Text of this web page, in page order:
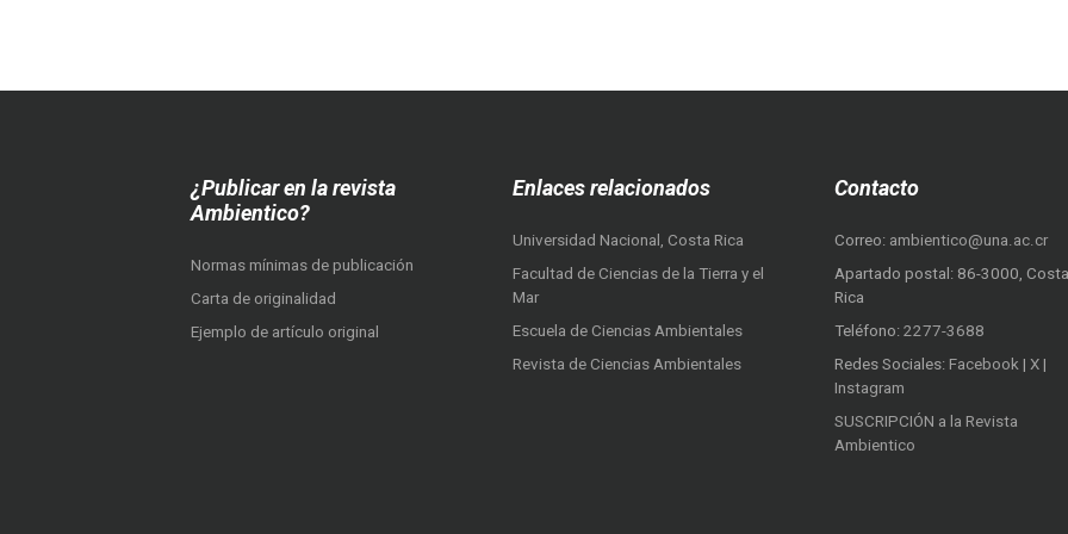
¿Publicar en la revista
Ambientico?
Normas mínimas de publicación
Carta de originalidad
Ejemplo de artículo original
Enlaces relacionados
Universidad Nacional, Costa Rica
Facultad de Ciencias de la Tierra y el
Mar
Escuela de Ciencias Ambientales
Revista de Ciencias Ambientales
Contacto
Correo: ambientico@una.ac.cr
Apartado postal: 86-3000, Costa
Rica
Teléfono: 2277-3688
Redes Sociales: Facebook | X |
Instagram
SUSCRIPCIÓN a la Revista
Ambientico